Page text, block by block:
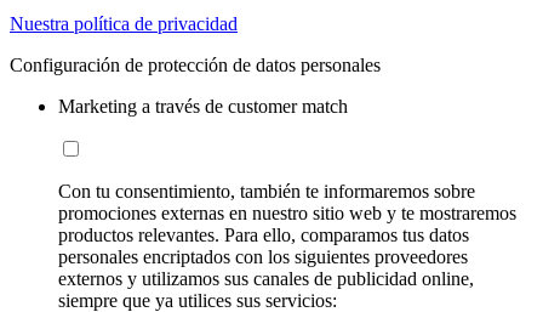
Nuestra política de privacidad
Configuración de protección de datos personales
Marketing a través de customer match
Con tu consentimiento, también te informaremos sobre
promociones externas en nuestro sitio web y te mostraremos
productos relevantes. Para ello, comparamos tus datos
personales encriptados con los siguientes proveedores
externos y utilizamos sus canales de publicidad online,
siempre que ya utilices sus servicios: